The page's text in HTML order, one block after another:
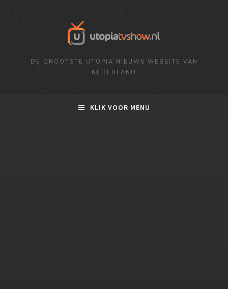
DE GROOTSTE UTOPIA NIEUWS WEBSITE VAN
NEDERLAND
KLIK VOOR MENU